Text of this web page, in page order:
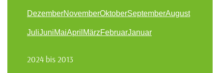
DezemberNovemberOktoberSeptemberAugust
JuliJuniMaiApril MärzFebruarJanuar
2024 bis 2013